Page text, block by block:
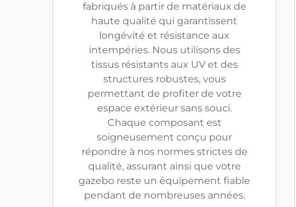
fabriqués à partir de matériaux de
haute qualité qui garantissent
longévité et résistance aux
intempéries. Nous utilisons des
tissus résistants aux UV et des
structures robustes, vous
permettant de profiter de votre
espace extérieur sans souci.
Chaque composant est
soigneusement conçu pour
répondre à nos normes strictes de
qualité, assurant ainsi que votre
gazebo reste un équipement fiable
pendant de nombreuses années.